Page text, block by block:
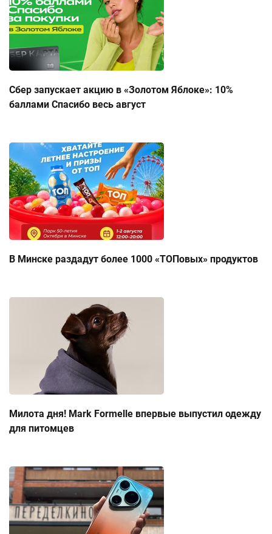
Сбер запускает акцию в «Золотом Яблоке»: 10%
баллами Спасибо весь август
В Минске раздадут более 1000 «ТОПовых» продуктов
Милота дня! Mark Formelle впервые выпустил одежду
для питомцев